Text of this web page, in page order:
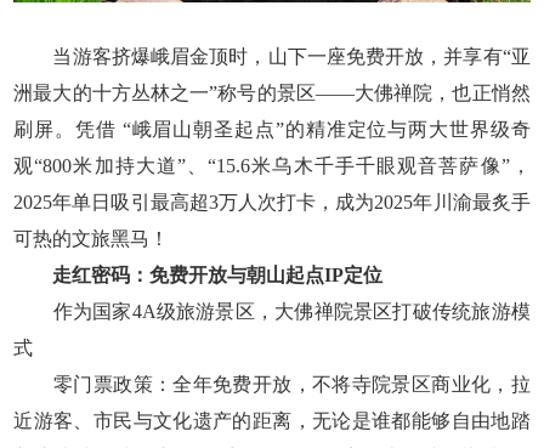
当游客挤爆峨眉金顶时，山下一座免费开放，并享有“亚
洲最大的十方丛林之一”称号的景区——大佛禅院，也正悄然
刷屏。凭借 “峨眉山朝圣起点”的精准定位与两大世界级奇
观“800米加持大道”、“15.6米乌木千手千眼观音菩萨像”，
2025年单日吸引最高超3万人次打卡，成为2025年川渝最炙手
可热的文旅黑马！
走红密码：免费开放与朝山起点IP定位
作为国家4A级旅游景区，大佛禅院景区打破传统旅游模
式
零门票政策：全年免费开放，不将寺院景区商业化，拉
近游客、市民与文化遗产的距离，无论是谁都能够自由地踏